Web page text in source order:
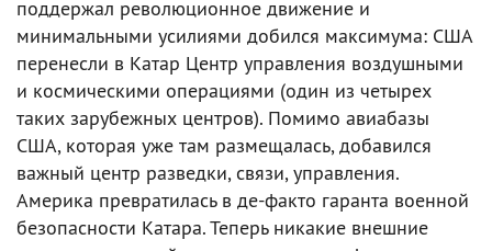
поддержал революционное движение и
минимальными усилиями добился максимума: США
перенесли в Катар Центр управления воздушными
и космическими операциями (один из четырех
таких зарубежных центров). Помимо авиабазы
США, которая уже там размещалась, добавился
важный центр разведки, связи, управления.
Америка превратилась в де-факто гаранта военной
безопасности Катара. Теперь никакие внешние